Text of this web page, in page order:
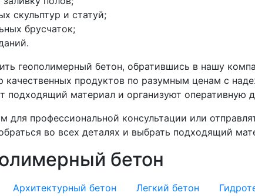
скульптур и статуй;
брусчаток;
геополимерный бетон, обратившись в нашу
качественных продуктов по разумным ценам с
подходящий материал и организуют оперативную
для профессиональной консультации или
во всех деталях и выбрать подходящий
бетон
Архитектурный бетон Легкий бетон